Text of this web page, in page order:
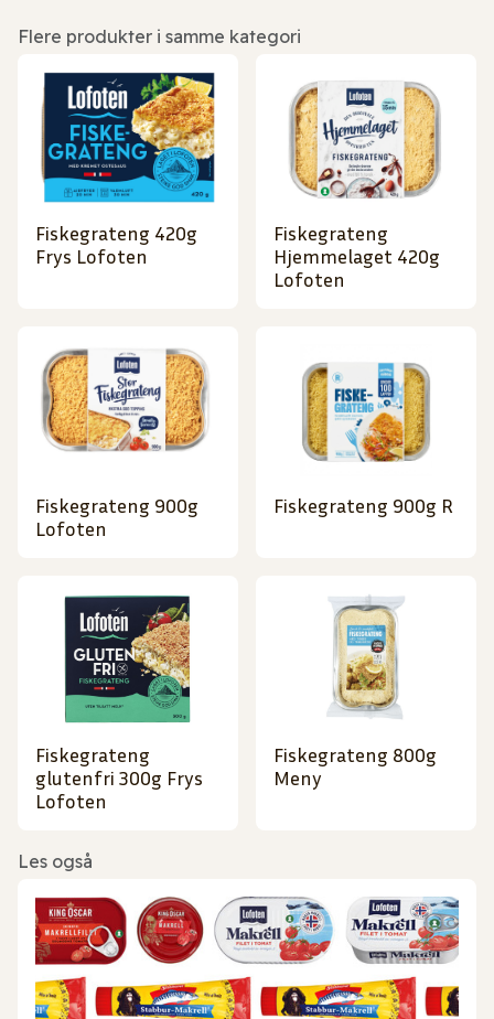
Flere produkter i samme kategori
Fiskegrateng 420g
Frys Lofoten
Fiskegrateng
Hjemmelaget 420g
Lofoten
Fiskegrateng 900g
Lofoten
Fiskegrateng 900g R
Fiskegrateng
glutenfri 300g Frys
Lofoten
Fiskegrateng 800g
Meny
Les også